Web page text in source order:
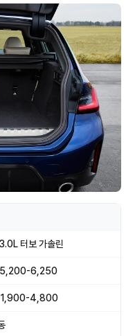
터보 가솔린
6,250
1,900-4,800